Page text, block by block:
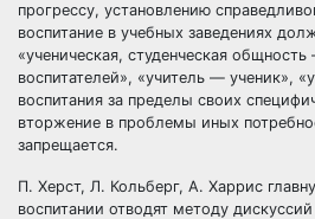
прогрессу, установлению
воспитание в учебных заведениях
«ученическая, студенческая
воспитателей», «учитель — ученик»,
воспитания за пределы своих
вторжение в проблемы иных
запрещается.
П. Херст, Л. Кольберг, А. Харрис
воспитании отводят методу